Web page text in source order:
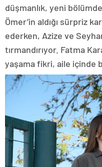
düşmanlık, yeni
Ömer’in aldığı sürpriz
ederken, Azize ve
tırmandırıyor. Fatma
yaşama fikri, aile içinde